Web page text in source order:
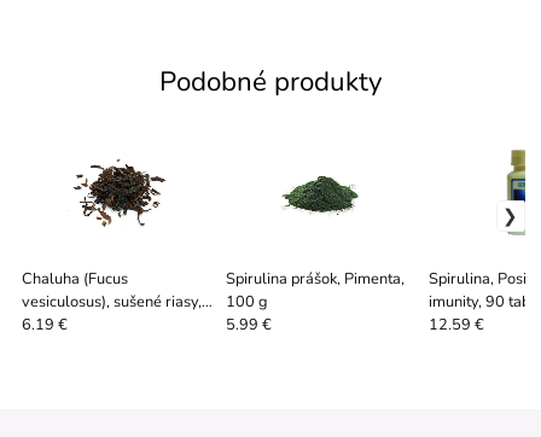
Podobné produkty
Chaluha (Fucus
vesiculosus), sušené riasy,
Bilkaria, 30 g
6.19 €
Spirulina prášok, Pimenta,
100 g
5.99 €
Spirulina,
imunity, 90
12.59 €